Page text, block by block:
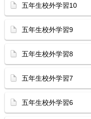
五年生校外学習10
五年生校外学習9
五年生校外学習8
五年生校外学習7
五年生校外学習6